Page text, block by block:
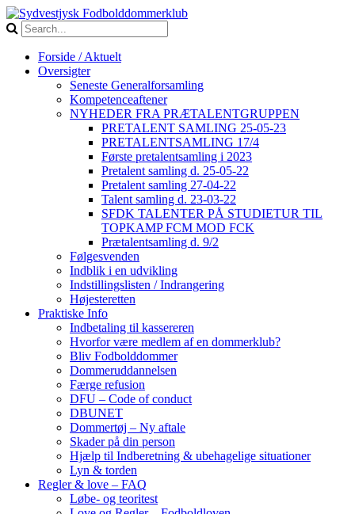
Forside / Aktuelt
Oversigter
Seneste Generalforsamling
Kompetenceaftener
NYHEDER FRA PRÆTALENTGRUPPEN
PRETALENT SAMLING 25-05-23
PRETALENTSAMLING 17/4
Første pretalentsamling i 2023
Pretalent samling d. 25-05-22
Pretalent samling 27-04-22
Talent samling d. 23-03-22
SFDK TALENTER PÅ STUDIETUR TIL
TOPKAMP FCM MOD FCK
Prætalentsamling d. 9/2
Følgesvenden
Indblik i en udvikling
Indstillingslisten / Indrangering
Højesteretten
Praktiske Info
Indbetaling til kassereren
Hvorfor være medlem af en dommerklub?
Bliv Fodbolddommer
Dommeruddannelsen
Færge refusion
DFU – Code of conduct
DBUNET
Dommertøj – Ny aftale
Skader på din person
Hjælp til Indberetning & ubehagelige situationer
Lyn & torden
Regler & love – FAQ
Løbe- og teoritest